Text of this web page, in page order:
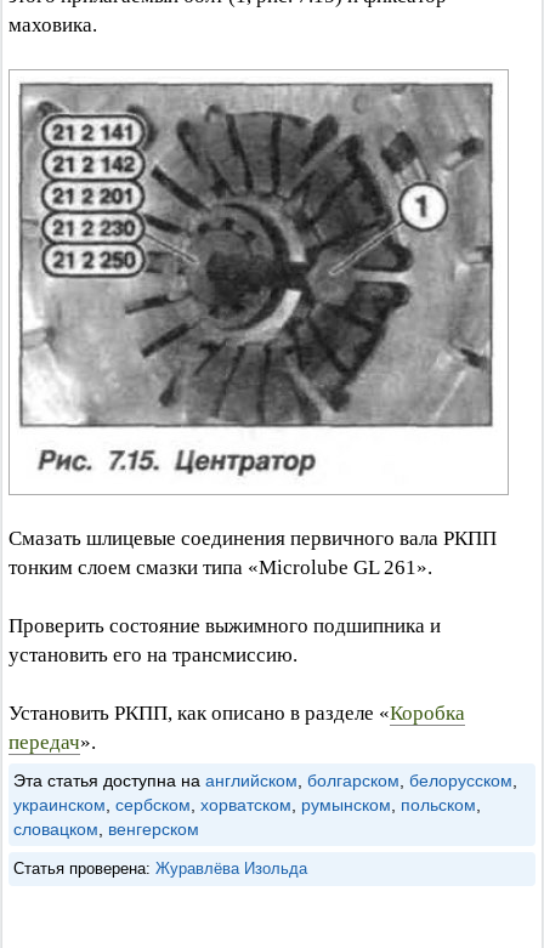
маховика.
Смазать шлицевые соединения первичного вала РКПП
тонким слоем смазки типа «Microlube GL 261».
Проверить состояние выжимного подшипника и
установить его на трансмиссию.
Установить РКПП, как описано в разделе «Коробка
передач».
Эта статья доступна на английском болгарском белорусском
украинском сербском хорватском румынском польском
словацком
венгерском
Статья проверена: Журавлёва Изольда